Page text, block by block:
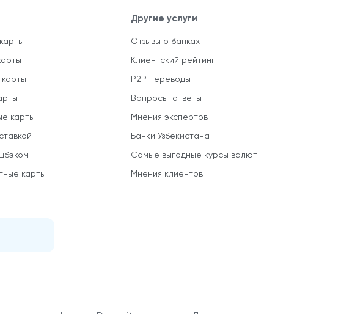
карты
карты
Другие услуги
Отзывы о банках
Клиентский рейтинг
P2P переводы
Вопросы-ответы
Мнения экспертов
Банки Узбекистана
Самые выгодные курсы валют
Мнения клиентов